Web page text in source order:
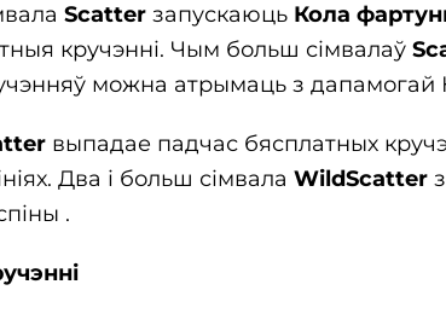
Scatter запускаюць Кола
кручэнні. Чым больш сімвалаў
можна атрымаць з дапамогай
выпадае падчас бясплатных
Два і больш сімвала WildScatter
.